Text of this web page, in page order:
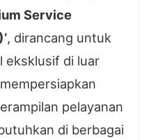
Service
, dirancang untuk
eksklusif di luar
pelayanan
di berbagai